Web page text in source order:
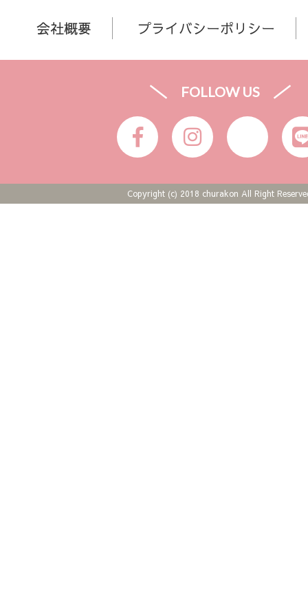
会社概要 プライバシーポリシー
FOLLOW US
Copyright (c) 2018 churakon All Right